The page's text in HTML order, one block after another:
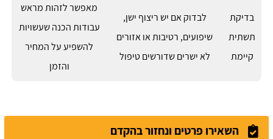
בדיקת
תשתית
קיימת
לבדוק אם יש ריצוף ישן,
שיפועים, רטיבות או אזורים
לא ישרים שדורשים טיפול
מאפשר לזהות מראש
עבודות הכנה שעשויות
להשפיע על המחיר
והזמן
השאירו פרטים ונחזור בהקדם